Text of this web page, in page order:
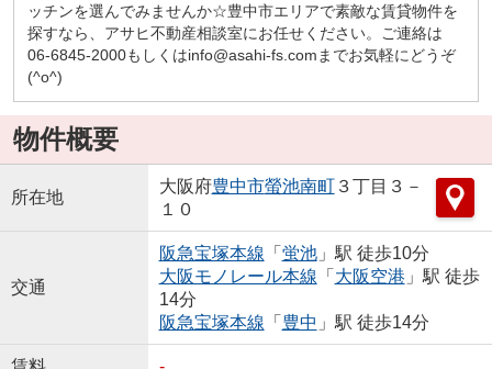
ッチンを選んでみませんか☆豊中市エリアで素敵な賃貸物件を
探すなら、アサヒ不動産相談室にお任せください。ご連絡は
06-6845-2000もしくはinfo@asahi-fs.comまでお気軽にどうぞ
(^o^)
物件概要
所在地
大阪府豊中市螢池南町３丁目３－
１０
交通
阪急宝塚本線 「 蛍池」駅 徒歩10分
大阪モノレール本線 「 大阪空港 」駅 徒歩
14分
阪急宝塚本線 「 豊中 」駅 徒歩14分